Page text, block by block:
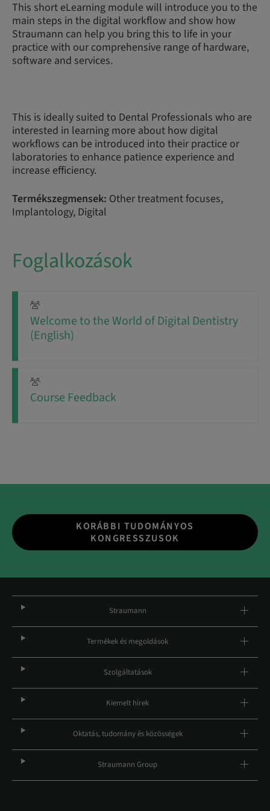
This short eLearning module will introduce you to the
main steps in the digital workflow and show how
Straumann can help you bring this to life in your
practice with our comprehensive range of hardware,
software and services.
This is ideally suited to Dental Professionals who are
interested in learning more about how digital
workflows can be introduced into their practice or
laboratories to enhance patience experience and
increase efficiency.
Termékszegmensek: Other treatment focuses,
Implantology, Digital
Foglalkozások
Welcome to the World of Digital Dentistry
(English)
Course Feedback
KORÁBBI TUDOMÁNYOS
KONGRESSZUSOK
Straumann
Termékek és megoldások
Szolgáltatások
Kiemelt hírek
Oktatás, tudomány és közösségek
Straumann Group